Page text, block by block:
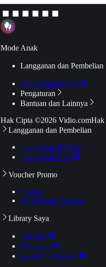
Mode Anak
Langganan dan Pembelian
Hubungkan ke TV
Pengaturan
Bantuan dan Lainnya
Hak Cipta ©2026 Vidio.comHak
Langganan dan Pembelian
Langganan Premier
Langganan Aktif
Voucher Promo
Promo
Pakai Kode Voucher
Library Saya
Daftarku
Mengikuti
Riwayat Tontonan